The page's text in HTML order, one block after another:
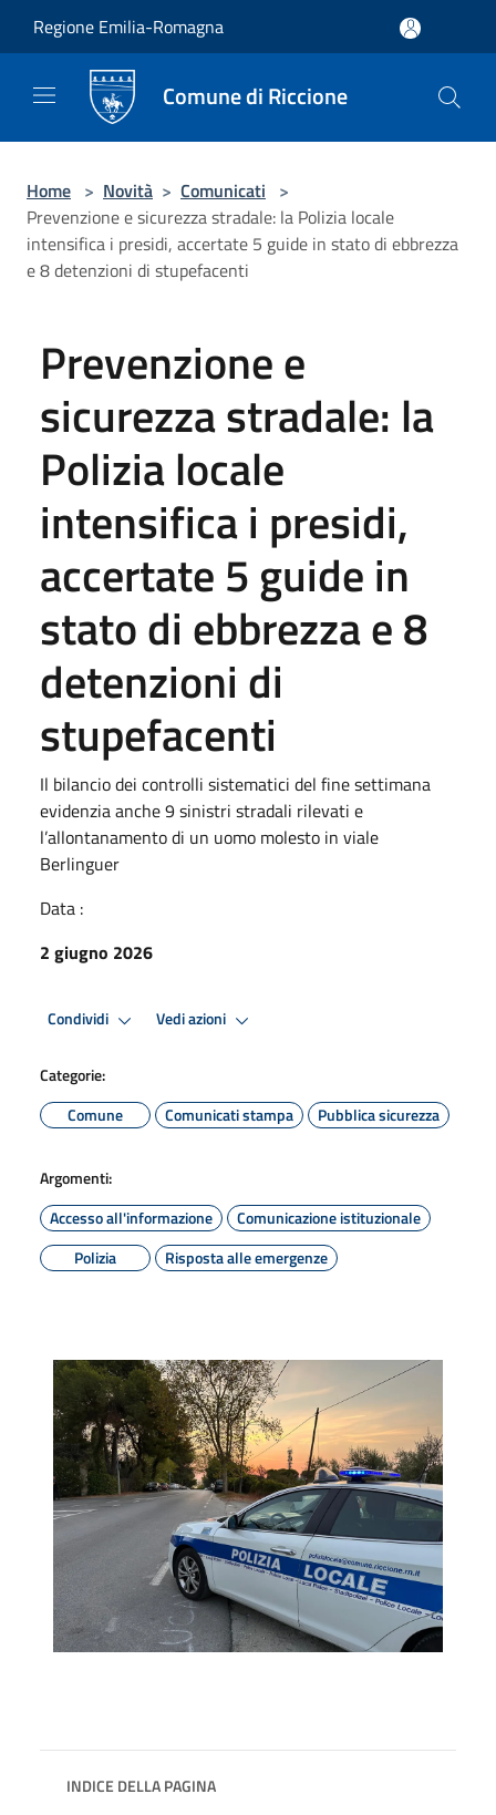
Regione Emilia-Romagna
Comune di Riccione
Home > Novità > Comunicati >
Prevenzione e sicurezza stradale: la Polizia locale
intensifica i presidi, accertate 5 guide in stato di ebbrezza
e 8 detenzioni di stupefacenti
Prevenzione e
sicurezza stradale: la
Polizia locale
intensifica i presidi,
accertate 5 guide in
stato di ebbrezza e 8
detenzioni di
stupefacenti
Il bilancio dei controlli sistematici del fine settimana
evidenzia anche 9 sinistri stradali rilevati e
l’allontanamento di un uomo molesto in viale
Berlinguer
Data :
2 giugno 2026
Condividi Vedi azioni
Categorie:
Comune
Comunicati stampa Pubblica sicurezza
Argomenti:
Accesso all'informazione
Comunicazione istituzionale
Polizia
Risposta alle emergenze
INDICE DELLA PAGINA